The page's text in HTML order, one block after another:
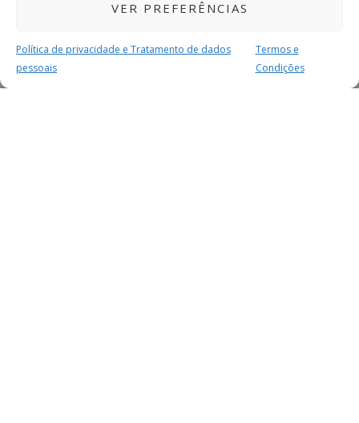
VER PREFERÊNCIAS
Política de privacidade e Tratamento de dados
pessoais
Termos e
Condições